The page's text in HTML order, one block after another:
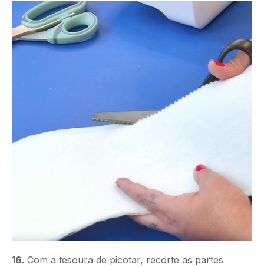
16. Com a tesoura de picotar, recorte as partes